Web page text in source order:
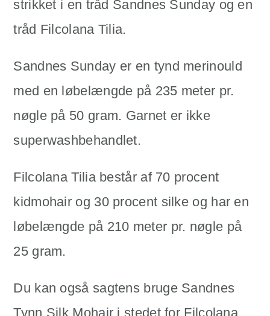
strikket i en tråd Sandnes Sunday og en
tråd Filcolana Tilia.
Sandnes Sunday er en tynd merinould
med en løbelængde på 235 meter pr.
nøgle på 50 gram. Garnet er ikke
superwashbehandlet.
Filcolana Tilia består af 70 procent
kidmohair og 30 procent silke og har en
løbelængde på 210 meter pr. nøgle på
25 gram.
Du kan også sagtens bruge Sandnes
Tynn Silk Mohair i stedet for Filcolana